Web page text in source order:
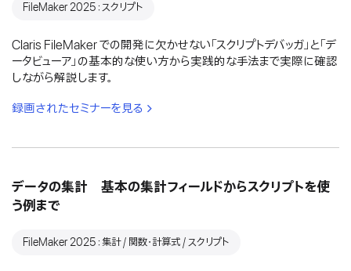
FileMaker 2025：スクリプト
Claris FileMaker での開発に欠かせない「スクリプトデバッガ」と「デ
ータビューア」の基本的な使い方から実践的な手法まで実際に確認
しながら解説します。
録画されたセミナーを見る
データの集計 基本の集計フィールドからスクリプトを使
う例まで
FileMaker 2025：集計 / 関数・計算式 / スクリプト